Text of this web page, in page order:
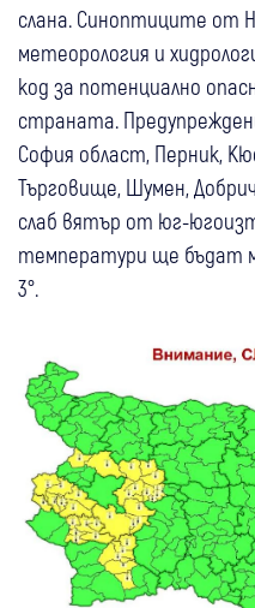
слана. Синоптиците от
метеорология и
код за потенциално
страната.
София област, Перник,
Търговище, Шумен,
слаб вятър от юг-
температури ще бъдат
3°.